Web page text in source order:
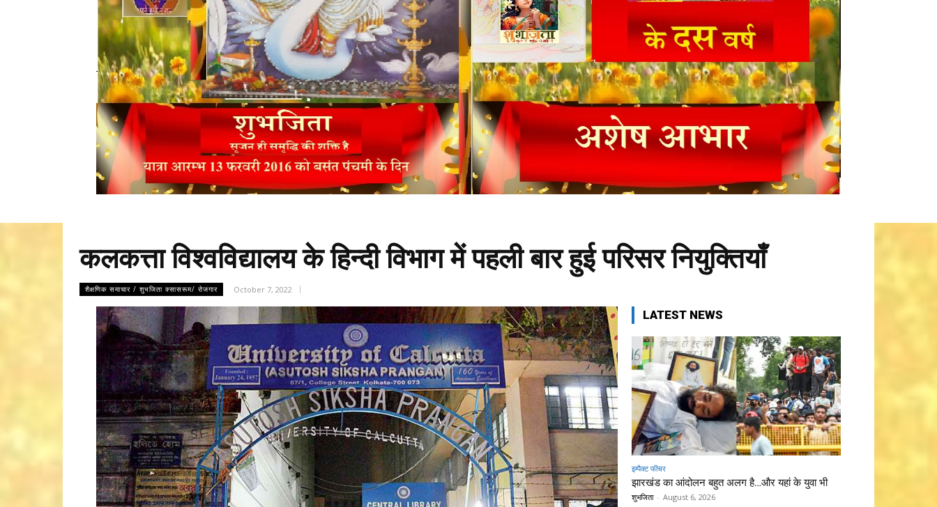
कलकत्ता विश्वविद्यालय के हिन्दी विभाग में पहली बार हुई परिसर नियुक्तियाँ
शैक्षणिक समाचार / शुभजिता क्सासरूम/ रोजगार October 7, 2022
LATEST NEWS
इम्पैक्ट फीचर
झारखंड का आंदोलन बहुत अलग है…और यहां के युवा भी
शुभजिता - August 6, 2026